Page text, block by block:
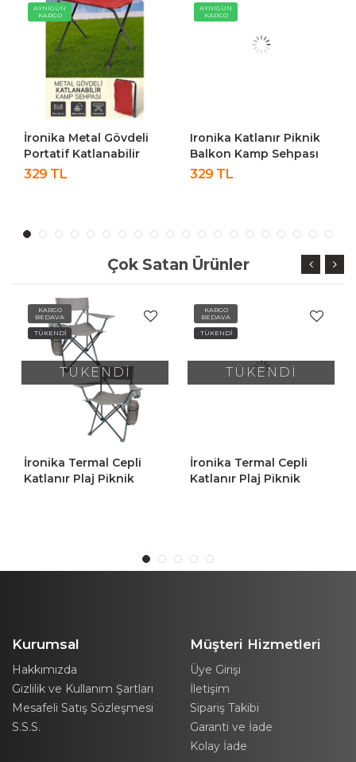
AYNIGÜN
KARGO
İronika Metal Gövdeli
Portatif Katlanabilir
Kamp Piknik Balkon
329 TL
AYNIGÜN
KARGO
Ironika Katlanır Piknik
Balkon Kamp Sehpası
Masası
329 TL
Çok Satan Ürünler
KARGO
BEDAVA
TÜKENDİ
TÜKENDİ
İronika Termal Cepli
Katlanır Plaj Piknik
KARGO
BEDAVA
TÜKENDİ
TÜKENDİ
İronika Termal Cepli
Katlanır Plaj Piknik
Kurumsal
Hakkımızda
Gizlilik ve Kullanım Şartları
Mesafeli Satış Sözleşmesi
S.S.S.
Müşteri Hizmetleri
Üye Girişi
İletişim
Sipariş Takibi
Garanti ve İade
Kolay İade